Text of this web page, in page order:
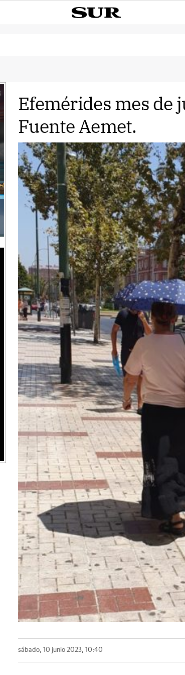
Efemérides mes de
Fuente Aemet.
sábado, 10 junio 2023, 10:40